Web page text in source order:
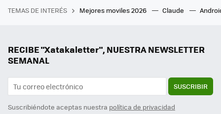
TEMAS DE INTERÉS Mejores moviles 2026 Claude
RECIBE "Xatakaletter", NUESTRA NEWSLETTER
SEMANAL
SUSCRIBIR
Suscribiéndote aceptas nuestra política de privacidad